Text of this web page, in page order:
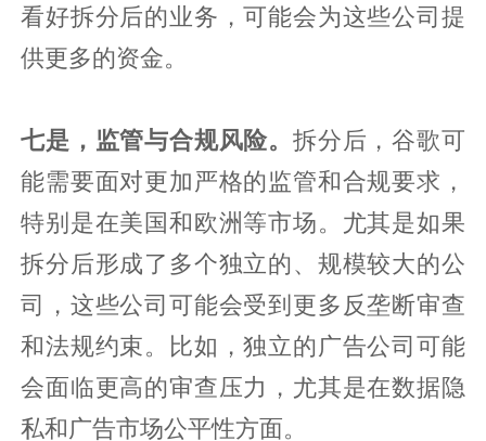
看好拆分后的业务，可能会为这些公司提
供更多的资金。
七是，监管与合规风险。拆分后，谷歌可
能需要面对更加严格的监管和合规要求，
特别是在美国和欧洲等市场。尤其是如果
拆分后形成了多个独立的、规模较大的公
司，这些公司可能会受到更多反垄断审查
和法规约束。比如，独立的广告公司可能
会面临更高的审查压力，尤其是在数据隐
私和广告市场公平性方面。